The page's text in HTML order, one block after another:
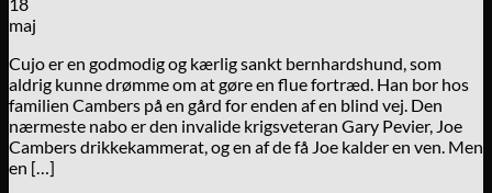
maj
Cujo er en godmodig og kærlig sankt bernhardshund, som
aldrig kunne drømme om at gøre en flue fortræd. Han bor hos
familien Cambers på en gård for enden af en blind vej. Den
nærmeste nabo er den invalide krigsveteran Gary Pevier, Joe
Cambers drikkekammerat, og en af de få Joe kalder en ven. Men
en […]